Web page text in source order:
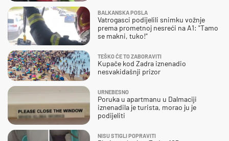
BALKANSKA POSLA
Vatrogasci podijelili snimku vožnje
prema prometnoj nesreći na A1: "Tamo
se makni, tuko!"
TEŠKO ĆE TO ZABORAVITI
Kupače kod Zadra iznenadio
nesvakidašnji prizor
URNEBESNO
Poruka u apartmanu u Dalmaciji
iznenadila je turista, morao ju je
podijeliti
NISU STIGLI POPRAVITI